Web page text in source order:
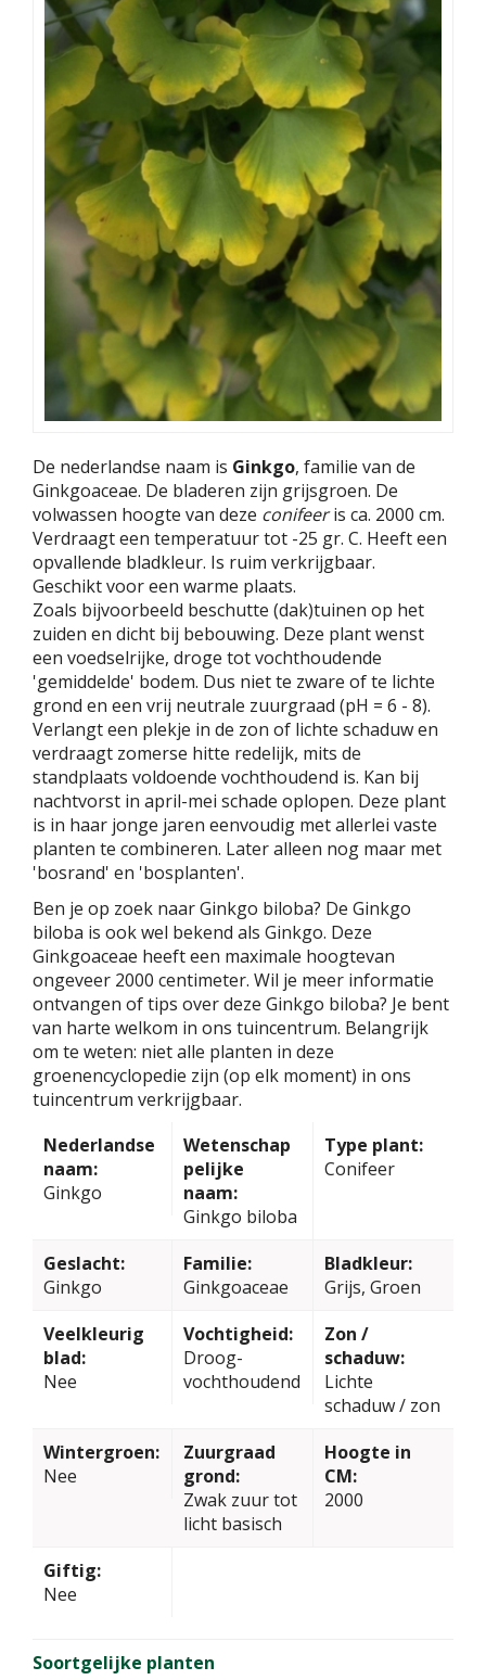
De nederlandse naam is Ginkgo, familie van de
Ginkgoaceae. De bladeren zijn grijsgroen. De
volwassen hoogte van deze conifeeris ca. 2000 cm.
Verdraagt een temperatuur tot -25 gr. C. Heeft een
opvallende bladkleur. Is ruim verkrijgbaar.
Geschikt voor een warme plaats.
Zoals bijvoorbeeld beschutte (dak)tuinen op het
zuiden en dicht bij bebouwing. Deze plant wenst
een voedselrijke, droge tot vochthoudende
'gemiddelde' bodem. Dus niet te zware of te lichte
grond en een vrij neutrale zuurgraad (pH = 6 - 8).
Verlangt een plekje in de zon of lichte schaduw en
verdraagt zomerse hitte redelijk, mits de
standplaats voldoende vochthoudend is. Kan bij
nachtvorst in april-mei schade oplopen. Deze plant
is in haar jonge jaren eenvoudig met allerlei vaste
planten te combineren. Later alleen nog maar met
'bosrand' en 'bosplanten'.
Ben je op zoek naar Ginkgo biloba? De Ginkgo
biloba is ook wel bekend als Ginkgo. Deze
Ginkgoaceae heeft een maximale hoogtevan
ongeveer 2000 centimeter. Wil je meer informatie
ontvangen of tips over deze Ginkgo biloba? Je bent
van harte welkom in ons tuincentrum. Belangrijk
om te weten: niet alle planten in deze
groenencyclopedie zijn (op elk moment) in ons
tuincentrum verkrijgbaar.
Nederlandse
naam:
Ginkgo
Wetenschap
pelijke
naam:
Ginkgo biloba
Type plant:
Conifeer
Geslacht:
Ginkgo
Familie:
Ginkgoaceae
Bladkleur:
Grijs, Groen
Veelkleurig
blad:
Nee
Vochtigheid:
Droog-
vochthoudend
Zon /
schaduw:
Lichte
schaduw / zon
Wintergroen:
Nee
Zuurgraad
grond:
Zwak zuur tot
licht basisch
Hoogte in
CM:
2000
Giftig:
Nee
Soortgelijke planten